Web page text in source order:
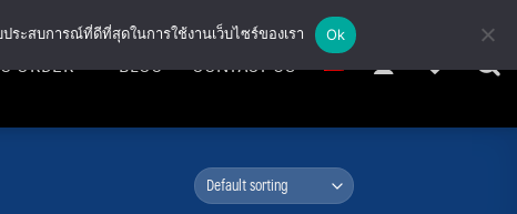
ORDER BLOG CONTACT US
ะสบการณ์ที่ดีที่สุดในการใช้งานเว็บไซร์ของเรา Ok